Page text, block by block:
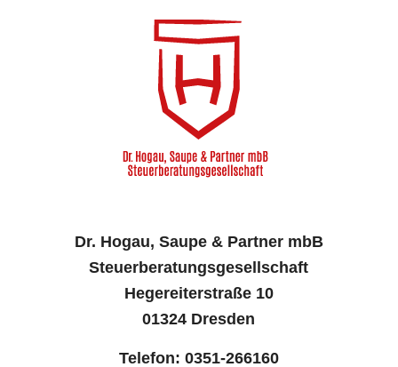
Dr. Hogau, Saupe & Partner mbB
Steuerberatungsgesellschaft
Hegereiterstraße 10
01324 Dresden
Telefon: 0351-266160